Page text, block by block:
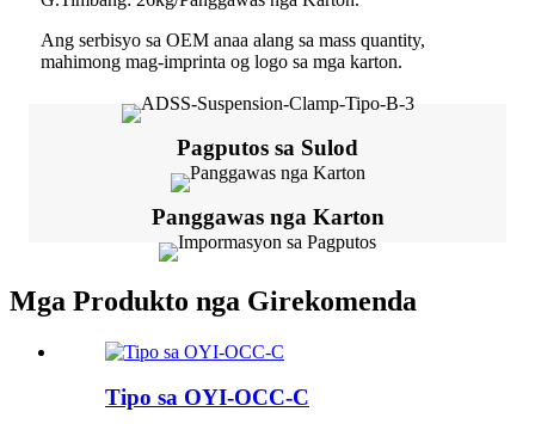
Ang serbisyo sa OEM anaa alang sa mass quantity,
mahimong mag-imprinta og logo sa mga karton.
Pagputos sa Sulod
Panggawas nga Karton
Mga Produkto nga Girekomenda
Tipo sa OYI-OCC-C